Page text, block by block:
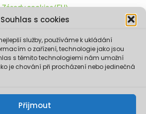
Souhlas s cookies
služby, používáme k ukládání
o zařízení, technologie jako jsou
s těmito technologiemi nám umožní
je chování při procházení nebo jedinečná
Přijmout
Zásady cookies (EU)
Czech LIFE (LIFE21-CAP-CZ-LIFE
byl podpořen z finančního nástroje
Evropské unie LIFE.
zveřejněné na těchto
životního prostředí a partnerů
komise není odpovědná za